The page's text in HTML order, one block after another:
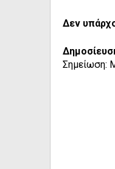
Δεν
Σημείωση: